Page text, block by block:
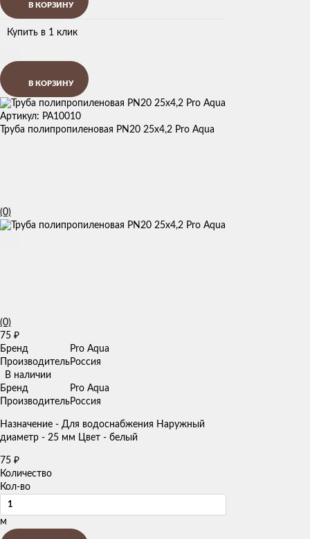
В КОРЗИНУ
Купить в 1 клик
В КОРЗИНУ
Артикул: PA10010
Труба полипропиленовая PN20 25х4,2 Pro Aqua
(0)
(0)
75 ₽
Бренд
Pro Aqua
ПроизводительРоссия
В наличии
Бренд
Pro Aqua
ПроизводительРоссия
Назначение - Для водоснабжения Наружный
диаметр - 25 мм Цвет - белый
75 ₽
Количество
Кол-во
м